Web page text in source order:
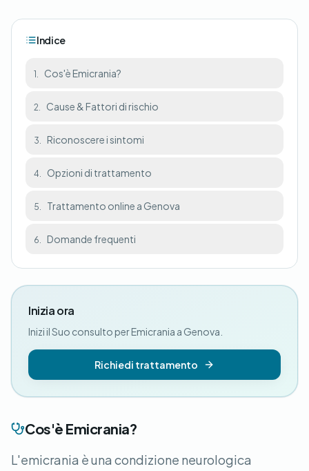
Cos'è Emicrania?
L'emicrania è una condizione neurologica
Indice
1. Cos'è Emicrania?
2. Cause & Fattori di rischio
3. Riconoscere i sintomi
4. Opzioni di trattamento
5. Trattamento online a Genova
6. Domande frequenti
Inizia ora
Inizi il Suo consulto per Emicrania a Genova.
Richiedi trattamento